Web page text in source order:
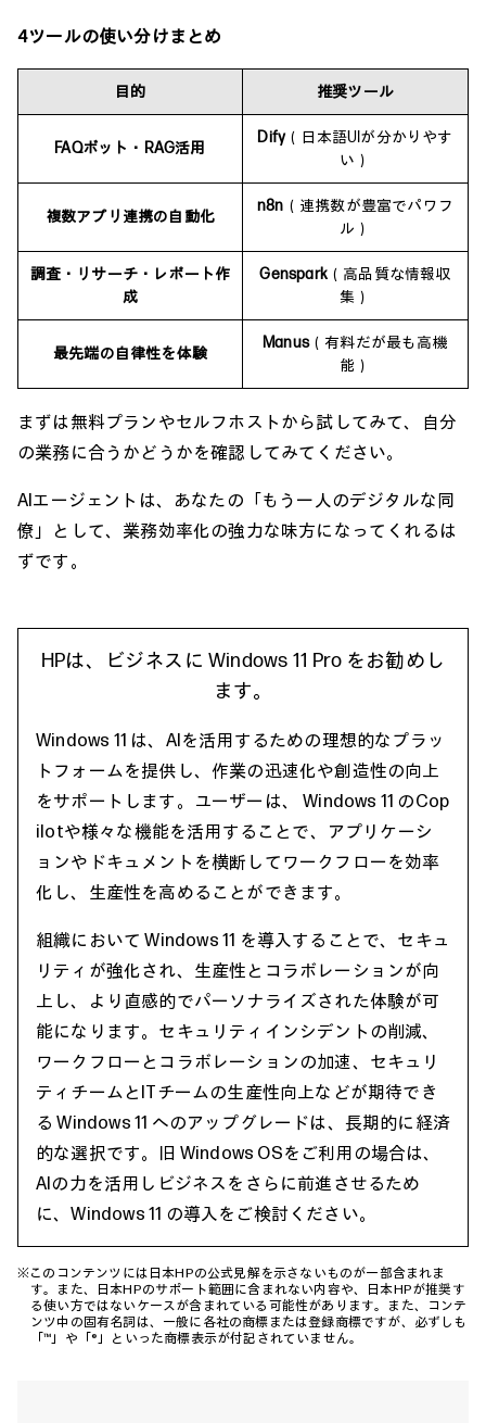
4ツールの使い分けまとめ
目的 推奨ツール
FAQボット・RAG活用
Dify （日本語UIが分かりやす
い）
複数アプリ連携の自動化
n8n （連携数が豊富でパワフ
ル）
調査・リサーチ・レポート作
成
Genspark （高品質な情報収
集）
最先端の自律性を体験
Manus（有料だが最も高機
能）
まずは無料プランやセルフホストから試してみて、自分
の業務に合うかどうかを確認してみてください。
AIエージェントは、あなたの「もう一人のデジタルな同
僚」として、業務効率化の強力な味方になってくれるは
ずです。
HPは、ビジネスに Windows 11 Pro をお勧めし
ます。
Windows 11 は、AIを活用するための理想的なプラッ
トフォームを提供し、作業の迅速化や創造性の向上
をサポートします。ユーザーは、 Windows 11 のCop
ilotや様々な機能を活用することで、アプリケーシ
ョンやドキュメントを横断してワークフローを効率
化し、生産性を高めることができます。
組織において Windows 11 を導入することで、セキュ
リティが強化され、生産性とコラボレーションが向
上し、より直感的でパーソナライズされた体験が可
能になります。セキュリティインシデントの削減、
ワークフローとコラボレーションの加速、セキュリ
ティチームとITチームの生産性向上などが期待でき
る Windows 11 へのアップグレードは、長期的に経済
的な選択です。旧 Windows OSをご利用の場合は、
AIの力を活用しビジネスをさらに前進させるため
に、Windows 11 の導入をご検討ください。
※このコンテンツには日本HPの公式見解を示さないものが一部含まれま
す。また、日本HPのサポート範囲に含まれない内容や、日本HPが推奨す
る使い方ではないケースが含まれている可能性があります。また、コンテ
ンツ中の固有名詞は、一般に各社の商標または登録商標ですが、必ずしも
「™」や「®」といった商標表示が付記されていません。